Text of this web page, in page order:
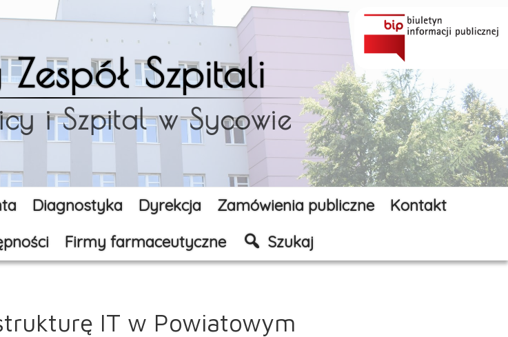
Szpitali
i Szpital w Sycowie
Diagnostyka Dyrekcja Zamówienia publiczne
Kontakt
Firmy farmaceutyczne Szukaj
IT w Powiatowym